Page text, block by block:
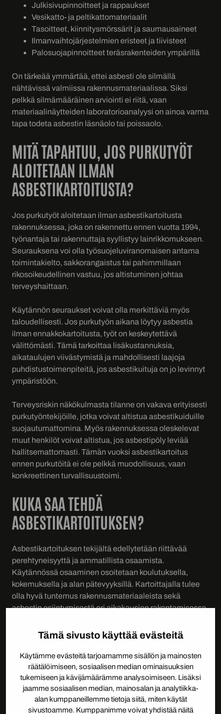
Tämä sivusto käyttää evästeitä
Käytämme evästeitä tarjoamamme sisällön ja mainosten
räätälöimiseen, sosiaalisen median ominaisuuksien
tukemiseen ja kävijämäärämme analysoimiseen. Lisäksi
jaamme sosiaalisen median, mainosalan ja analytiikka-
alan kumppaneillemme tietoja siitä, miten käytät
sivustoamme. Kumppanimme voivat yhdistää näitä
Julkisivupinnoitteet ja rappaukset
Vesikatto- ja peltikattomateriaalit
Tasoitteet, kiinnitysmörssärit ja saumausaineet
Ilmanvaihtojärjestelmien eristeet ja tiivisteet
Palosuojapinnoitteet teräsrakenteiden ympärillä
On tärkeää ymmärtää, ettei asbesti ole silmällä
nähtävissä valmiissa rakennusmateriaalissa. Siksi
pelkkä silmämääräinen arviointi ei riitä, vaan
materiaalinäytteiden laboratorioanalyysi on ainoa varma
tapa todeta asbestin läsnäolo tai poissaolo.
MITÄ TAPAHTUU, JOS PURKUTYÖT
ALOITETAAN ILMAN
ASBESTIKARTOITUSTA?
Jos purkutyöt aloitetaan ilman asbestikartoitusta
rakennuksessa, joka on rakennettu ennen vuotta 1994,
työnantaja tai rakennuttaja syyllistyy lainrikkomukseen.
Seurauksena voi olla työsuojeluviranomaisen antama
toimintakielto, sakkorangaistus tai pahimmillaan
rikosoikeudellinen vastuu, jos altistuminen johtaa
terveyshaittaan.
Käytännön seuraukset voivat olla merkittäviä myös
taloudellisesti. Jos purkutyön aikana löytyy asbestia
ilman ennakkokartoitusta, työt on keskeytettävä
välittömästi. Tämä tarkoittaa lisäkustannuksia,
aikataulujen viivästymistä ja mahdollisesti laajoja
puhdistustoimenpiteitä, jos asbestikuituja on jo levinnyt
ympäristöön.
Terveysriskin näkökulmasta tilanne on vakava erityisesti
purkutyöntekijöille, jotka voivat altistua asbestikuiduille
suojautumattomina. Myös rakennuksessa oleskelevat
muut henkilöt voivat altistua, jos asbestipöly leviää
hallitsemattomasti. Tämän vuoksi asbestikartoitus
ennen purkutöitä ei ole pelkkä muodollisuus, vaan
konkreettinen turvallisuustoimi.
KUKA SAA TEHDÄ
ASBESTIKARTOITUKSEN?
Asbestikartoituksen tekijältä edellytetään riittävää
perehtyneisyyttä ja ammatillista osaamista.
Käytännössä osaaminen osoitetaan koulutuksella,
kokemuksella ja alan pätevyyksillä. Kartoittajalla tulee
olla hyvä tuntemus rakennusmateriaaleista sekä
asbestin esiintymisestä eri aikakausien rakentamisessa.
Käytännössä asbestikartoituksia tekevät siihen
erikoistuneet yritykset, joilla on koulutettu henkilöstö ja
yhteydet akkreditoituihin laboratorioihin näytteiden
analysoimiseksi. Materiaalinäytteet tulee analysoida
laboratoriossa, joka on FINAS-akkreditointipalvelun
hyväksymä.